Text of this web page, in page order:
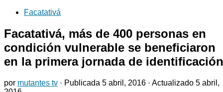
Facatativá
Facatativá, más de 400 personas en
condición vulnerable se beneficiaron
en la primera jornada de identificación
por mutantes tv · Publicada 5 abril, 2016 · Actualizado 5 abril,